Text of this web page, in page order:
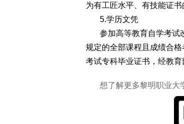
为有工匠水平、有技能证书
5.学历文凭
参加高等教育自学考试
规定的全部课程且成绩合
考试专科毕业证书，经教育
想了解更多黎明职业大